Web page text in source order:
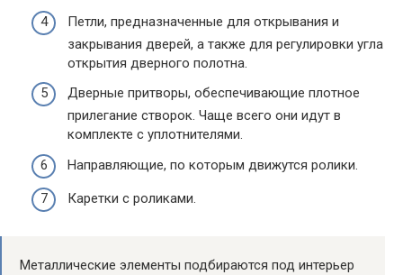
Петли, предназначенные для открывания и
закрывания дверей, а также для регулировки угла
открытия дверного полотна.
Дверные притворы, обеспечивающие плотное
прилегание створок. Чаще всего они идут в
комплекте с уплотнителями.
Направляющие, по которым движутся ролики.
Каретки с роликами.
Металлические элементы подбираются под интерьер